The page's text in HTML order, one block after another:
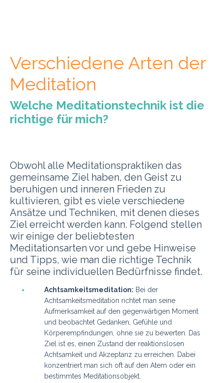
Verschiedene Arten der
Meditation
Welche Meditationstechnik ist die
richtige für mich?
Obwohl alle Meditationspraktiken das
gemeinsame Ziel haben, den Geist zu
beruhigen und inneren Frieden zu
kultivieren, gibt es viele verschiedene
Ansätze und Techniken, mit denen dieses
Ziel erreicht werden kann. Folgend stellen
wir einige der beliebtesten
Meditationsarten vor und gebe Hinweise
und Tipps, wie man die richtige Technik
für seine individuellen Bedürfnisse findet.
Achtsamkeitsmeditation: Bei der
Achtsamkeitsmeditation richtet man seine
Aufmerksamkeit auf den gegenwärtigen Moment
und beobachtet Gedanken, Gefühle und
Körperempfindungen, ohne sie zu bewerten. Das
Ziel ist es, einen Zustand der reaktionslosen
Achtsamkeit und Akzeptanz zu erreichen. Dabei
konzentriert man sich oft auf den Atem oder ein
bestimmtes Meditationsobjekt.